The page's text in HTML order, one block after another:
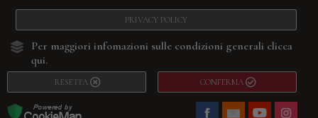
PRIVACY POLICY
Per maggiori infomazioni sulle condizioni generali clicca
qui.
RESETTA CONFERMA